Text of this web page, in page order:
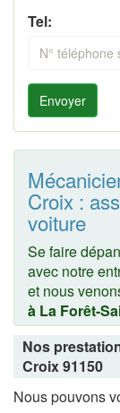
Tel:
Envoyer
Croix :
voiture
Se faire
avec notre
et nous
à La Forêt-
Nos
Croix 91150
Nous pouvons